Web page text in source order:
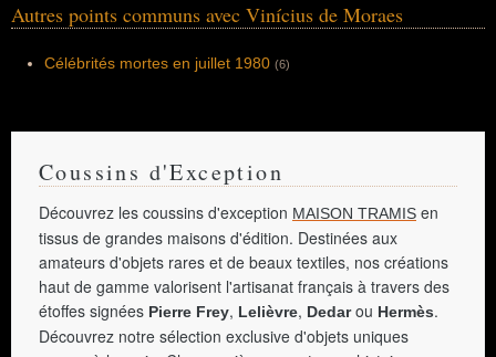
Autres points communs avec Vinícius de Moraes
Célébrités mortes en juillet 1980 (6)
Coussins d'Exception
Découvrez les coussins d'exception MAISON TRAMIS en
tissus de grandes maisons d'édition. Destinées aux
amateurs d'objets rares et de beaux textiles, nos créations
haut de gamme valorisent l'artisanat français à travers des
étoffes signées Pierre Frey, Lelièvre, Dedarou Hermès.
Découvrez notre sélection exclusive d'objets uniques